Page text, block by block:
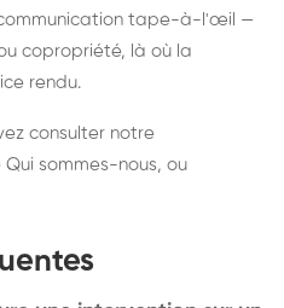
tape-à-l'œil —
copropriété, là où la
rendu.
consulter notre
Qui sommes-nous, ou